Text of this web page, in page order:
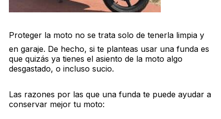
Proteger la moto no se trata solo de tenerla limpia y
en garaje. De hecho, si te planteas usar una funda es
que quizás ya tienes el asiento de la moto algo
desgastado, o incluso sucio.
Las razones por las que una funda te puede ayudar a
conservar mejor tu moto: